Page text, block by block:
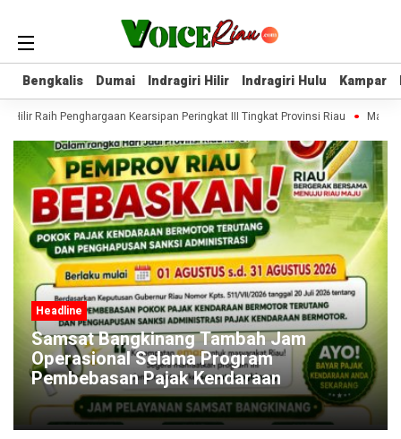
Bengkalis Dumai Indragiri Hilir Indragiri Hulu Kampar
Bengkalis Dumai Indragiri Hilir Indragiri Hulu Kampar
Hilir Raih Penghargaan Kearsipan Peringkat III Tingkat Provinsi Riau
Headline
Samsat Bangkinang Tambah Jam
Operasional Selama Program
Pembebasan Pajak Kendaraan